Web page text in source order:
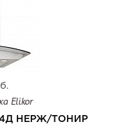
Elikor
НЕРЖ/ТОНИР